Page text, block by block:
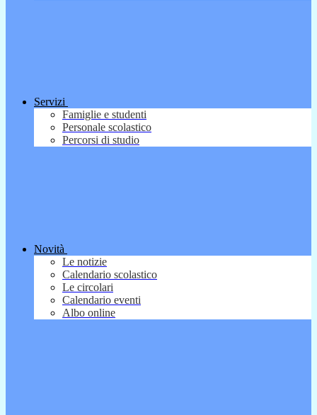
Servizi
Famiglie e studenti
Personale scolastico
Percorsi di studio
Novità
Le notizie
Calendario scolastico
Le circolari
Calendario eventi
Albo online